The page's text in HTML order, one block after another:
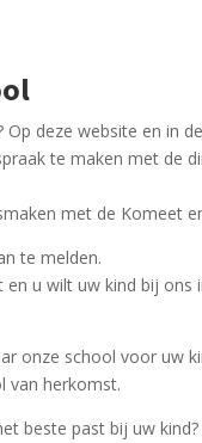
deze website en in
te maken met de
met de Komeet
te melden.
u wilt uw kind bij ons
onze school voor uw
van herkomst.
beste past bij uw